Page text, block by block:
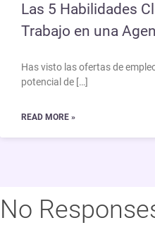
Las 5 Habilidades
Trabajo en una
Has visto las ofertas de
potencial de […]
READ MORE »
No